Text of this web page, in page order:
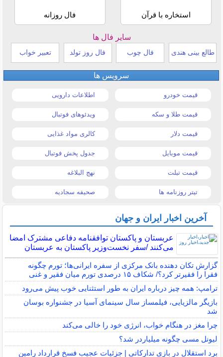
استخاره با قرآن فال روزانه
سایر فال ها
طالع بینی هندی فال چوب فال روز تولد تعبیر خواب
سرویس ها
قیمت خودرو اطلاعات دارویی
قیمت طلا و سکه ویدئوهای فوتبال
قیمت دلار کالری مواد غذایی
قیمت موبایل جدول پخش فوتبال
قیمت تبلت نهج البلاغه
تیتر روزنامه ها صحیفه سجادیه
آخرین اخبار ایران و جهان
عربستان و پاکستان توافقنامه دفاعی مشترک امضا
می‌کنند /سفر نخست‌وزیر پاکستان به عربستان
گزارش تکان‌ دهنده بانک مرکزی از سفره ایرانی‌ها؛ تورم چگونه
فقرا را فقیرتر کرد؟/ شکاف ۱۵ درصدی تورم میان فقیر و غنی
ترامپ: همه چیز درباره ایران به طور استثنایی خوب پیش می‌رود
بازیگر مالزیایی، فیلمساز سال سینمای آسیا در جشنواره بوسان
شد
چرا مغز در هنگام خواب، انرژی خود را خالی می‌کند
لیونل مسی چگونه میلیاردر شد؟
برد استقلال در بازی تدارکاتی | جزئیات عجیب فسخ قرارداد رامین